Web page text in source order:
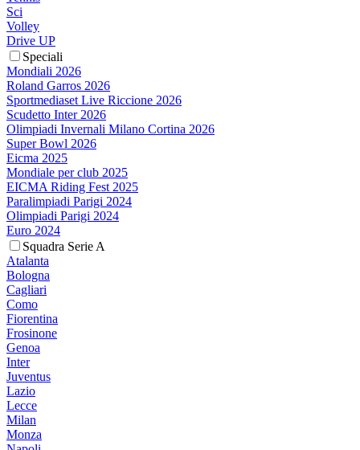
Sci
Volley
Drive UP
Speciali
Mondiali 2026
Roland Garros 2026
Sportmediaset Live Riccione 2026
Scudetto Inter 2026
Olimpiadi Invernali Milano Cortina 2026
Super Bowl 2026
Eicma 2025
Mondiale per club 2025
EICMA Riding Fest 2025
Paralimpiadi Parigi 2024
Olimpiadi Parigi 2024
Euro 2024
Squadra Serie A
Atalanta
Bologna
Cagliari
Como
Fiorentina
Frosinone
Genoa
Inter
Juventus
Lazio
Lecce
Milan
Monza